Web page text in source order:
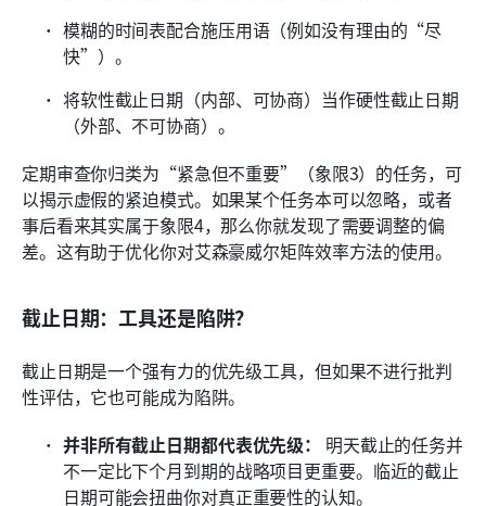
模糊的时间表配合施压用语（例如没有理由的“尽
快”）。
将软性截止日期（内部、可协商）当作硬性截止日期
（外部、不可协商）。
定期审查你归类为“紧急但不重要”（象限3）的任务，可
以揭示虚假的紧迫模式。如果某个任务本可以忽略，或者
事后看来其实属于象限4，那么你就发现了需要调整的偏
差。这有助于优化你对艾森豪威尔矩阵效率方法的使用。
截止日期：工具还是陷阱？
截止日期是一个强有力的优先级工具，但如果不进行批判
性评估，它也可能成为陷阱。
并非所有截止日期都代表优先级：
明天截止的任务并
不一定比下个月到期的战略项目更重要。临近的截止
日期可能会扭曲你对真正重要性的认知。